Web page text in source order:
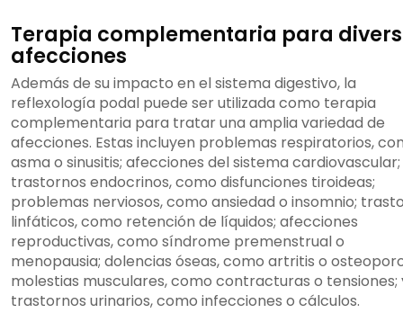
Terapia complementaria para
afecciones
Además de su impacto en el sistema digestivo, la
reflexología podal puede ser utilizada como terapia
complementaria para tratar una amplia variedad de
afecciones. Estas incluyen problemas respiratorios,
asma o sinusitis; afecciones del sistema cardiovascular;
trastornos endocrinos, como disfunciones tiroideas;
problemas nerviosos, como ansiedad o insomnio;
linfáticos, como retención de líquidos; afecciones
reproductivas, como síndrome premenstrual o
menopausia; dolencias óseas, como artritis o
molestias musculares, como contracturas o tensiones;
trastornos urinarios, como infecciones o cálculos.